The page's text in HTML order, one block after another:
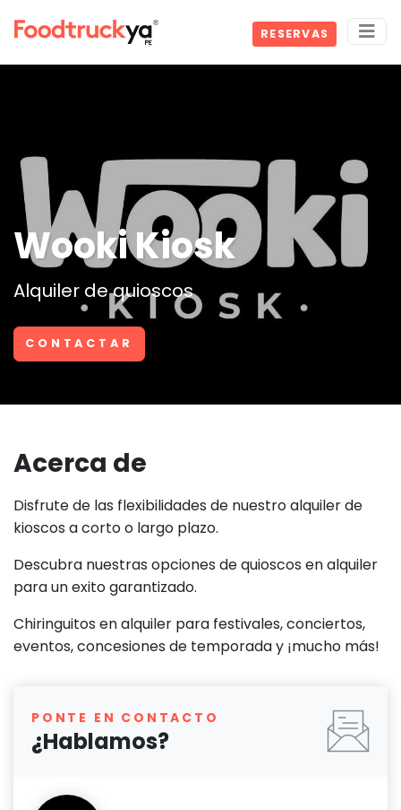
RESERVAS
Wooki Kiosk
Alquiler de quioscos
CONTACTAR
Acerca de
Disfrute de las flexibilidades de nuestro alquiler de
kioscos a corto o largo plazo.
Descubra nuestras opciones de quioscos en alquiler
para un exito garantizado.
Chiringuitos en alquiler para festivales, conciertos,
eventos, concesiones de temporada y ¡mucho más!
PONTE EN CONTACTO
¿Hablamos?